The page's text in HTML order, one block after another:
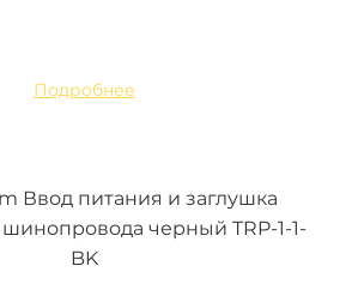
Подробнее
Ввод питания и заглушка
черный TRP-1-1-
BK